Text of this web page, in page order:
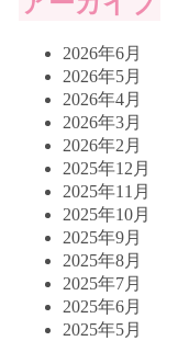
2026年6月
2026年5月
2026年4月
2026年3月
2026年2月
2025年12月
2025年11月
2025年10月
2025年9月
2025年8月
2025年7月
2025年6月
2025年5月